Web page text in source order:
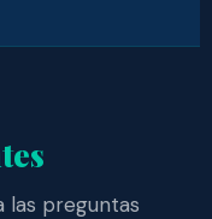
las preguntas